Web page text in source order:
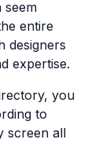
seem
entire
designers
expertise.
you
to
screen all